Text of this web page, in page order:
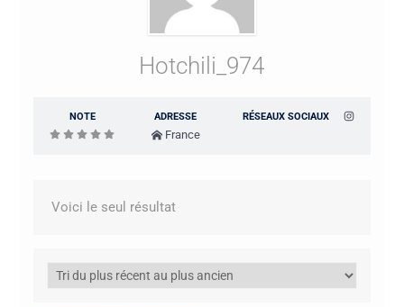
Hotchili_974
NOTE ADRESSE
France
RÉSEAUX SOCIAUX
Voici le seul résultat